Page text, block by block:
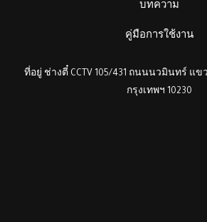
บทความ
คู่มือการใช้งาน
ที่อยู่ ช่างตี๋ CCTV 105/431 ถนนนวมินทร์ แ
กรุงเทพฯ 10230